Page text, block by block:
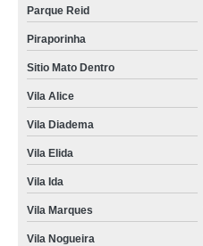
Parque Reid
Piraporinha
Sitio Mato Dentro
Vila Alice
Vila Diadema
Vila Elida
Vila Ida
Vila Marques
Vila Nogueira